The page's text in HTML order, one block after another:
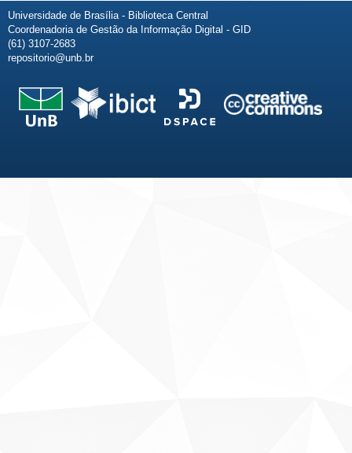
Universidade de Brasília - Biblioteca Central
Coordenadoria de Gestão da Informação Digital - GID
(61) 3107-2683
repositorio@unb.br